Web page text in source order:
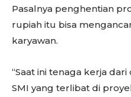
Pasalnya penghentian
rupiah itu bisa
karyawan.
“Saat ini tenaga kerja
SMI yang terlibat di